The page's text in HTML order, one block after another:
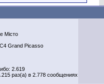
Місто
Grand Picasso
2.619
раз(а) в 2.778 сообщениях